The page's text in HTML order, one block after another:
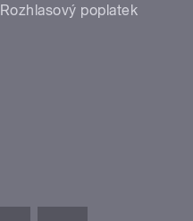
Rozhlasový poplatek